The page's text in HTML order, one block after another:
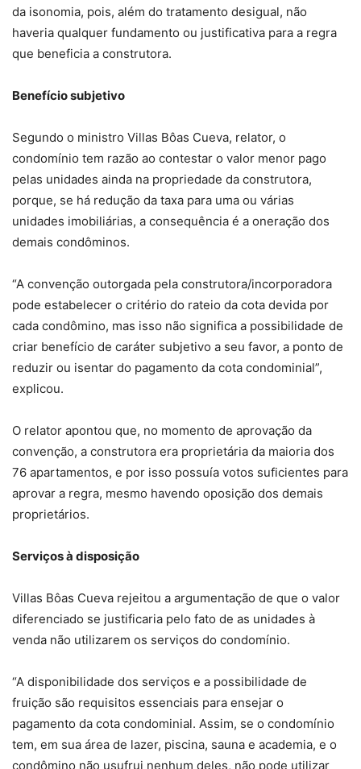
da isonomia, pois, além do tratamento desigual, não
haveria qualquer fundamento ou justificativa para a regra
que beneficia a construtora.
Benefício subj​​etivo
Segundo o ministro Villas Bôas Cueva, relator, o
condomínio tem razão ao contestar o valor menor pago
pelas unidades ainda na propriedade da construtora,
porque, se há redução da taxa para uma ou várias
unidades imobiliárias, a consequência é a oneração dos
demais condôminos.
“A convenção outorgada pela construtora/incorporadora
pode estabelecer o critério do rateio da cota devida por
cada condômino, mas isso não significa a possibilidade de
criar benefício de caráter subjetivo a seu favor, a ponto de
reduzir ou isentar do pagamento da cota condominial”,
explicou.
O relator apontou que, no momento de aprovação da
convenção, a construtora era proprietária da maioria dos
76 apartamentos, e por isso possuía votos suficientes para
aprovar a regra, mesmo havendo oposição dos demais
proprietários.
Serviços à dispos​​​ição
Villas Bôas Cueva rejeitou a argumentação de que o valor
diferenciado se justificaria pelo fato de as unidades à
venda não utilizarem os serviços do condomínio.
“A disponibilidade dos serviços e a possibilidade de
fruição são requisitos essenciais para ensejar o
pagamento da cota condominial. Assim, se o condomínio
tem, em sua área de lazer, piscina, sauna e academia, e o
condômino não usufrui nenhum deles, não pode utilizar